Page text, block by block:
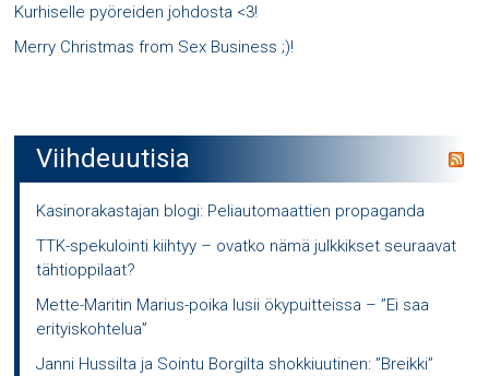
Kurhiselle pyöreiden johdosta <3!
Merry Christmas from Sex Business ;)!
Viihdeuutisia
Kasinorakastajan blogi: Peliautomaattien propaganda
TTK-spekulointi kiihtyy – ovatko nämä julkkikset seuraavat
tähtioppilaat?
Mette-Maritin Marius-poika lusii ökypuitteissa – ”Ei saa
erityiskohtelua”
Janni Hussilta ja Sointu Borgilta shokkiuutinen: ”Breikki”